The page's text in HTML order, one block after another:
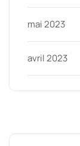
mai 2023
avril 2023